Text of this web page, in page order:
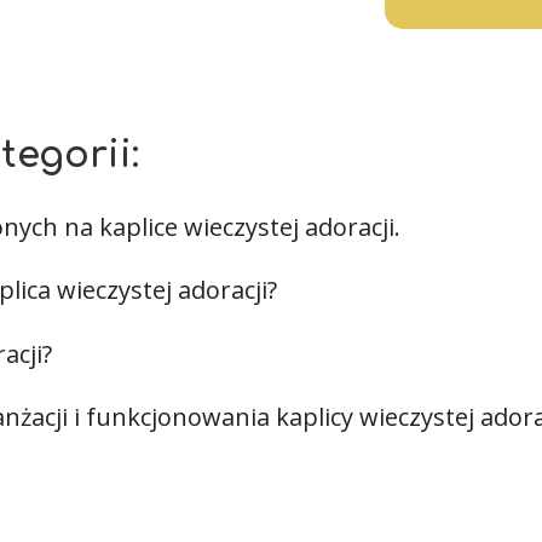
na kaplice wieczystej adoracji.
wieczystej adoracji?
i funkcjonowania kaplicy wieczystej